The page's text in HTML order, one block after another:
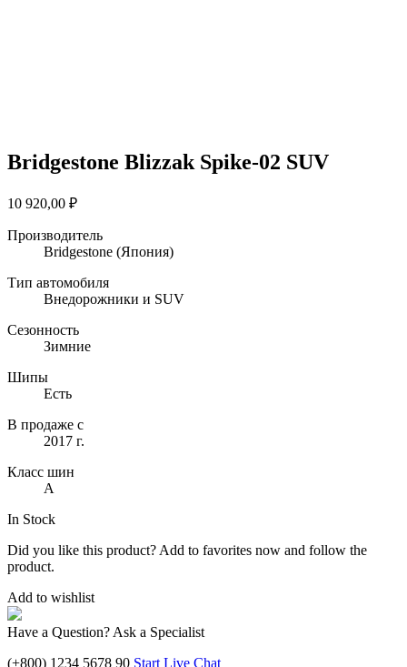
Bridgestone Blizzak Spike-02 SUV
10 920,00 ₽
Производитель
Bridgestone (Япония)
Тип автомобиля
Внедорожники и SUV
Сезонность
Зимние
Шипы
Есть
В продаже с
2017 г.
Класс шин
A
In Stock
Did you like this product? Add to favorites now and follow the
product.
Add to wishlist
Have a Question? Ask a Specialist
(+800) 1234 5678 90 Start Live Chat